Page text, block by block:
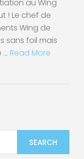
au Wing
! Le chef de
Wing de
sans foil mais
… Read More
SEARCH